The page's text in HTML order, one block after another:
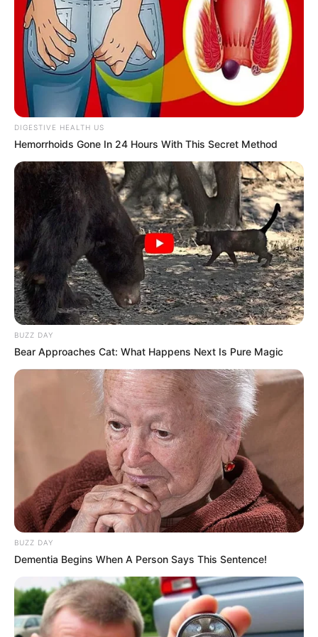
DIGESTIVE HEALTH US
Hemorrhoids Gone In 24 Hours With This Secret Method
BUZZ DAY
Bear Approaches Cat: What Happens Next Is Pure Magic
BUZZ DAY
Dementia Begins When A Person Says This Sentence!